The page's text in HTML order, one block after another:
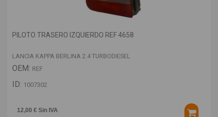
PILOTO TRASERO IZQUIERDO REF 4658
LANCIA KAPPA BERLINA 2.4 TURBODIESEL
OEM: REF
ID: 1007302
12,00 € Sin IVA